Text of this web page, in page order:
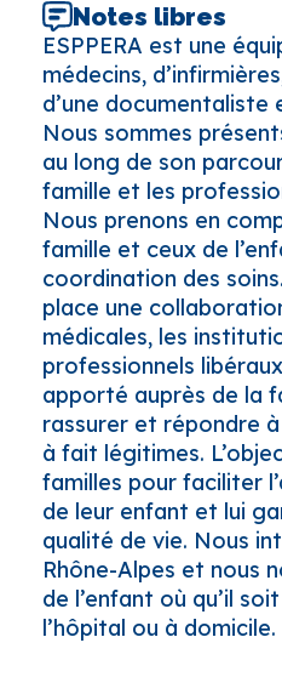
Notes libres
ESPPERA est une
médecins,
d’une documentaliste
Nous sommes
au long de son
famille et les
Nous prenons en
famille et ceux de
coordination des
place une
médicales, les
professionnels
apporté auprès de la
rassurer et répondre
à fait légitimes.
familles pour faciliter
de leur enfant et lui
qualité de vie. Nous
Rhône-Alpes et nous
de l’enfant où qu’il
l’hôpital ou à domicile.